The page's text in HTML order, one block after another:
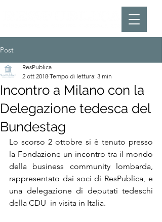
Post
Incontro a Milano con la
Delegazione tedesca del
Bundestag
ResPublica
2 ott 2018 Tempo di lettura: 3 min
Lo scorso 2 ottobre si è tenuto presso
la Fondazione un incontro tra il mondo
della business community lombarda,
rappresentato dai soci di ResPublica, e
una delegazione di deputati tedeschi
della CDU  in visita in Italia.